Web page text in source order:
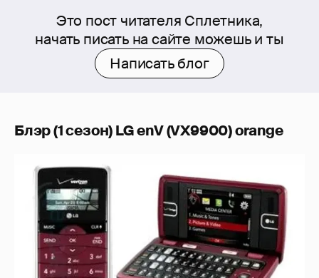
Это пост читателя Сплетника,
начать писать на сайте можешь и ты
Написать блог
Блэр (1 сезон) LG enV (VX9900) orange